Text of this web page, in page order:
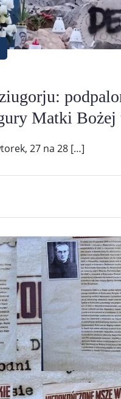
Matki
27 na 28 […]